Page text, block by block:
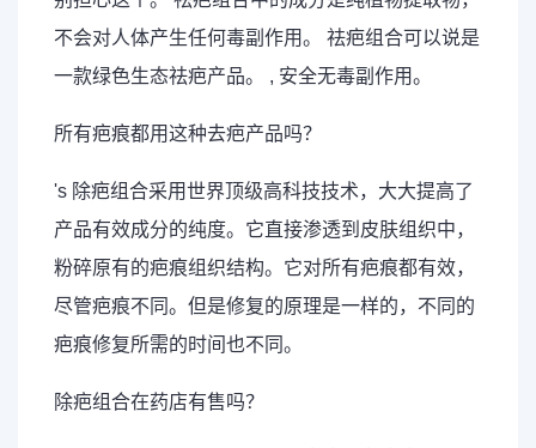
不会对人体产生任何毒副作用。 祛疤组合可以说是
一款绿色生态祛疤产品。 , 安全无毒副作用。
所有疤痕都用这种去疤产品吗？
's 除疤组合采用世界顶级高科技技术，大大提高了
产品有效成分的纯度。它直接渗透到皮肤组织中，
粉碎原有的疤痕组织结构。它对所有疤痕都有效，
尽管疤痕不同。但是修复的原理是一样的，不同的
疤痕修复所需的时间也不同。
除疤组合在药店有售吗？